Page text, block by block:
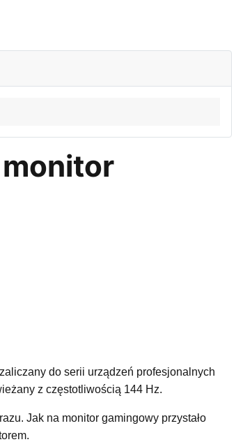
do serii urządzeń profesjonalnych
z częstotliwością 144 Hz.
Jak na monitor gamingowy przystało